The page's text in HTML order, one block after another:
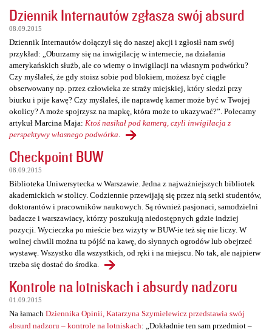
Dziennik Internautów zgłasza swój absurd
08.09.2015
Dziennik Internautów dołączył się do naszej akcji i zgłosił nam swój
przykład: „Oburzamy się na inwigilację w internecie, na działania
amerykańskich służb, ale co wiemy o inwigilacji na własnym podwórku?
Czy myślałeś, że gdy stoisz sobie pod blokiem, możesz być ciągle
obserwowany np. przez człowieka ze straży miejskiej, który siedzi przy
biurku i pije kawę? Czy myślałeś, ile naprawdę kamer może być w Twojej
okolicy? A może spojrzysz na mapkę, która może to ukazywać?”. Polecamy
artykuł Marcina Maja: Ktoś nasikał pod kamerą, czyli inwigilacja z
perspektywy własnego podwórka
Checkpoint BUW
08.09.2015
Biblioteka Uniwersytecka w Warszawie. Jedna z najważniejszych bibliotek
akademickich w stolicy. Codziennie przewijają się przez nią setki studentów,
doktorantów i pracowników naukowych. Są również pasjonaci, samodzielni
badacze i warszawiacy, którzy poszukują niedostępnych gdzie indziej
pozycji. Wycieczka po mieście bez wizyty w BUW-ie też się nie liczy. W
wolnej chwili można tu pójść na kawę, do słynnych ogrodów lub obejrzeć
wystawę. Wszystko dla wszystkich, od ręki i na miejscu. No tak, ale najpierw
trzeba się dostać do środka.
Kontrole na lotniskach i absurdy nadzoru
01.09.2015
Na łamach Dziennika Opinii, Katarzyna Szymielewicz przedstawia swój
absurd nadzoru – kontrole na lotniskach: „Dokładnie ten sam przedmiot –